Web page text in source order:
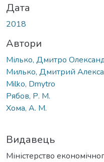
Дата
2018
Автори
Мілько, Дмитро
Милько, Дмитрий
Milko, Dmytro
Рябов, Р. М.
Хома, А. М.
Видавець
Міністерство